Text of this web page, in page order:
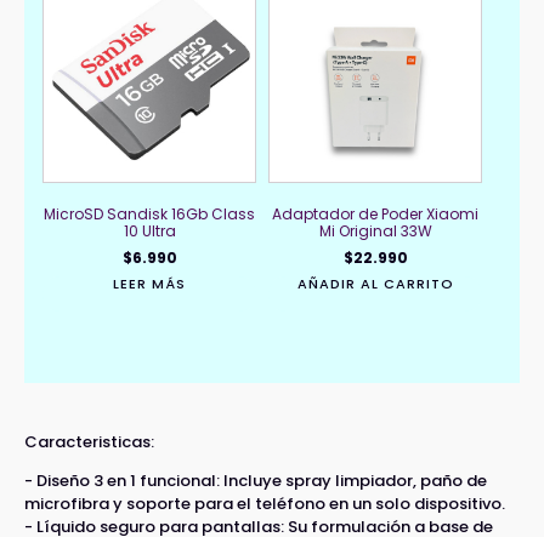
MicroSD Sandisk 16Gb Class
10 Ultra
$6.990
LEER MÁS
Adaptador de Poder Xiaomi
Mi Original 33W
$22.990
AÑADIR AL CARRITO
Caracteristicas:
- Diseño 3 en 1 funcional: Incluye spray limpiador, paño de
microfibra y soporte para el teléfono en un solo dispositivo.
- Líquido seguro para pantallas: Su formulación a base de